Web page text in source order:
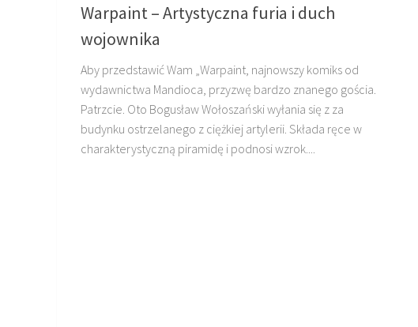
Warpaint – Artystyczna furia i duch
wojownika
Aby przedstawić Wam „Warpaint, najnowszy komiks od
wydawnictwa Mandioca, przyzwę bardzo znanego gościa.
Patrzcie. Oto Bogusław Wołoszański wyłania się z za
budynku ostrzelanego z ciężkiej artylerii. Składa ręce w
charakterystyczną piramidę i podnosi wzrok....